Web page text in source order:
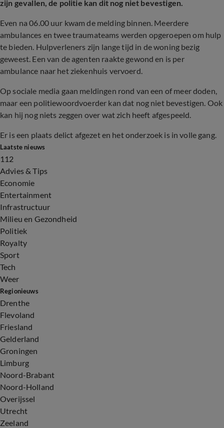
zijn gevallen, de politie kan dit nog niet bevestigen.
Even na 06.00 uur kwam de melding binnen. Meerdere
ambulances en twee traumateams werden opgeroepen om hulp
te bieden. Hulpverleners zijn lange tijd in de woning bezig
geweest. Een van de agenten raakte gewond en is per
ambulance naar het ziekenhuis vervoerd.
Op sociale media gaan meldingen rond van een of meer doden,
maar een politiewoordvoerder kan dat nog niet bevestigen. Ook
kan hij nog niets zeggen over wat zich heeft afgespeeld.
Er is een plaats delict afgezet en het onderzoek is in volle gang.
Laatste nieuws
112
Advies & Tips
Economie
Entertainment
Infrastructuur
Milieu en Gezondheid
Politiek
Royalty
Sport
Tech
Weer
Regionieuws
Drenthe
Flevoland
Friesland
Gelderland
Groningen
Limburg
Noord-Brabant
Noord-Holland
Overijssel
Utrecht
Zeeland